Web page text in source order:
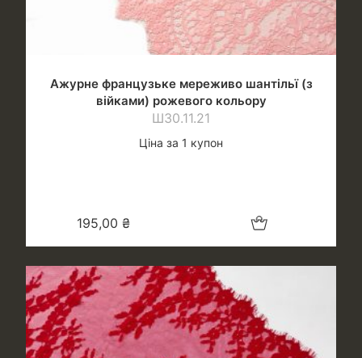
Ажурне французьке мереживо шантільї (з
війками) рожевого кольору
Ш30.11.21
Ціна за 1 купон
195,00 ₴ Додати в кошик